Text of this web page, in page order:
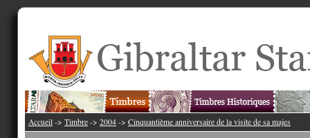
Accueil -> Timbre -> 2004 -> Cinquantième anniversaire de la visite de sa majes